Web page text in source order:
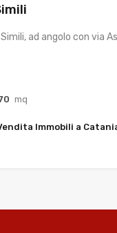
ad angolo con via
mq
Immobili a